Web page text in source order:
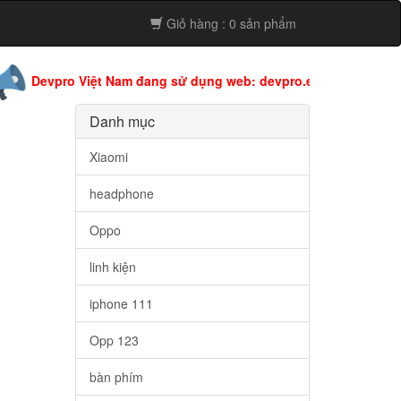
Giỏ hàng : 0 sản phẩm
Việt Nam đang sử dụng web: devpro.edu.vn còn web này
Danh mục
Xiaomi
headphone
Oppo
linh kiện
iphone 111
Opp 123
bàn phím